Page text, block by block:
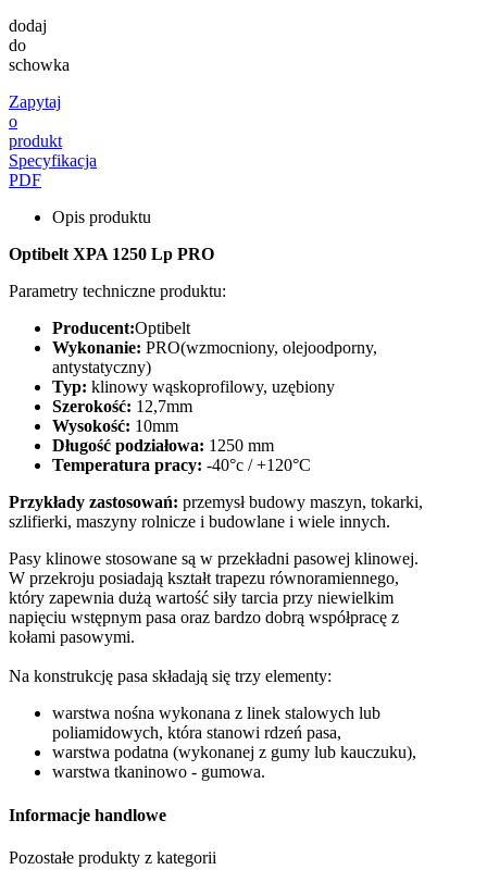
dodaj
do
schowka
Zapytaj
o
produkt
Specyfikacja
PDF
Opis produktu
Optibelt XPA 1250 Lp PRO
Parametry techniczne produktu:
Producent:Optibelt
Wykonanie: PRO(wzmocniony, olejoodporny,
antystatyczny)
Typ: klinowy wąskoprofilowy, uzębiony
Szerokość: 12,7mm
Wysokość: 10mm
Długość podziałowa: 1250 mm
Temperatura pracy: -40°c / +120°C
Przykłady zastosowań: przemysł budowy maszyn, tokarki,
szlifierki, maszyny rolnicze i budowlane i wiele innych.
Pasy klinowe stosowane są w przekładni pasowej klinowej.
W przekroju posiadają kształt trapezu równoramiennego,
który zapewnia dużą wartość siły tarcia przy niewielkim
napięciu wstępnym pasa oraz bardzo dobrą współpracę z
kołami pasowymi.
Na konstrukcję pasa składają się trzy elementy:
warstwa nośna wykonana z linek stalowych lub
poliamidowych, która stanowi rdzeń pasa,
warstwa podatna (wykonanej z gumy lub kauczuku),
warstwa tkaninowo - gumowa.
Informacje handlowe
Pozostałe produkty z kategorii